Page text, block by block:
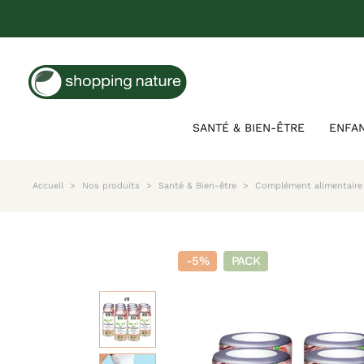
SANTÉ & BIEN-ÊTRE
Accueil Nos produits Santé & Bien-être Complément
-5% PACK